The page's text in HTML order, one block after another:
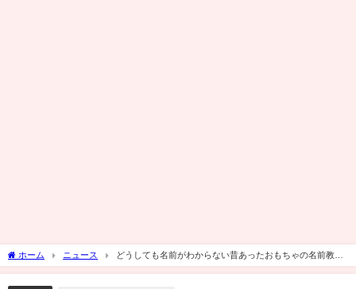
ホーム ニュース
どうしても名前がわからない昔あったおもちゃの名前教え
てくれ！！！！！